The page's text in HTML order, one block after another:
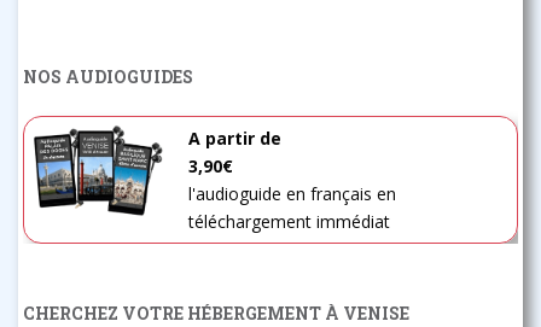
NOS AUDIOGUIDES
A partir de
3,90€
l'audioguide en français en
téléchargement immédiat
CHERCHEZ VOTRE HÉBERGEMENT À VENISE